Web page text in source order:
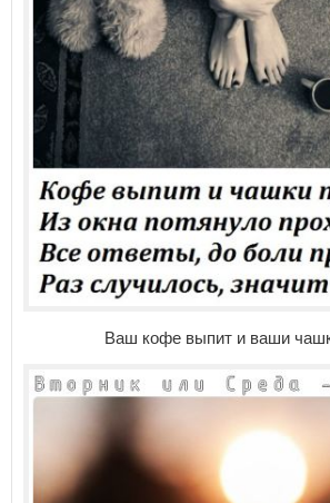
Ваш кофе выпит и ваши